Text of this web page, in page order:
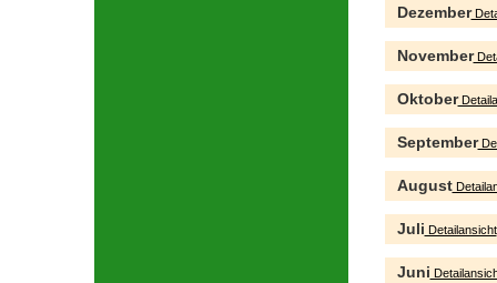
Dezember
November
Oktober
September
August
Juli Detailansicht
Juni